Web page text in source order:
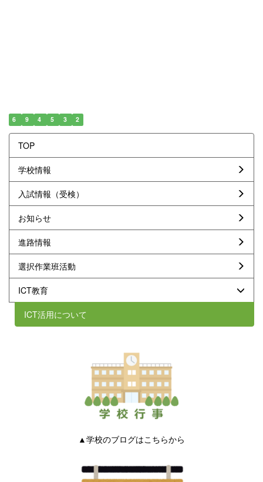
6 9 4 5 3 2
TOP
学校情報
入試情報（受検）
お知らせ
進路情報
選択作業班活動
ICT教育
ICT活用について
▲学校のブログはこちらから